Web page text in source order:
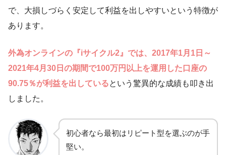
で、大損しづらく安定して利益を出しやすいという特徴が
あります。
外為オンラインの『iサイクル2』では、2017年1月1日～
2021年4月30日の期間で100万円以上を運用した口座の
90.75％が利益を出しているという驚異的な成績も叩き出
しました。
初心者なら最初はリピート型を選ぶのが手
堅い。